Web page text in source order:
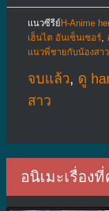
แนวซีรีย์ H-Anime
เฮ็นไต อันเซ็นเซอร์,
แนวพี่ชายกับน้องสาว
จบแล้ว, ดู
สาว
อนิเมะเรื่อง